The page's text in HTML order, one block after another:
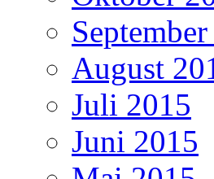
August
Juli 2015
Juni 2015